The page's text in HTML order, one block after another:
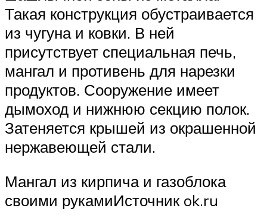
Такая конструкция обустраивается
из чугуна и ковки. В ней
присутствует специальная печь,
мангал и противень для нарезки
продуктов. Сооружение имеет
дымоход и нижнюю секцию полок.
Затеняется крышей из окрашенной
нержавеющей стали.
Мангал из кирпича и газоблока
своими рукамиИсточник ok.ru